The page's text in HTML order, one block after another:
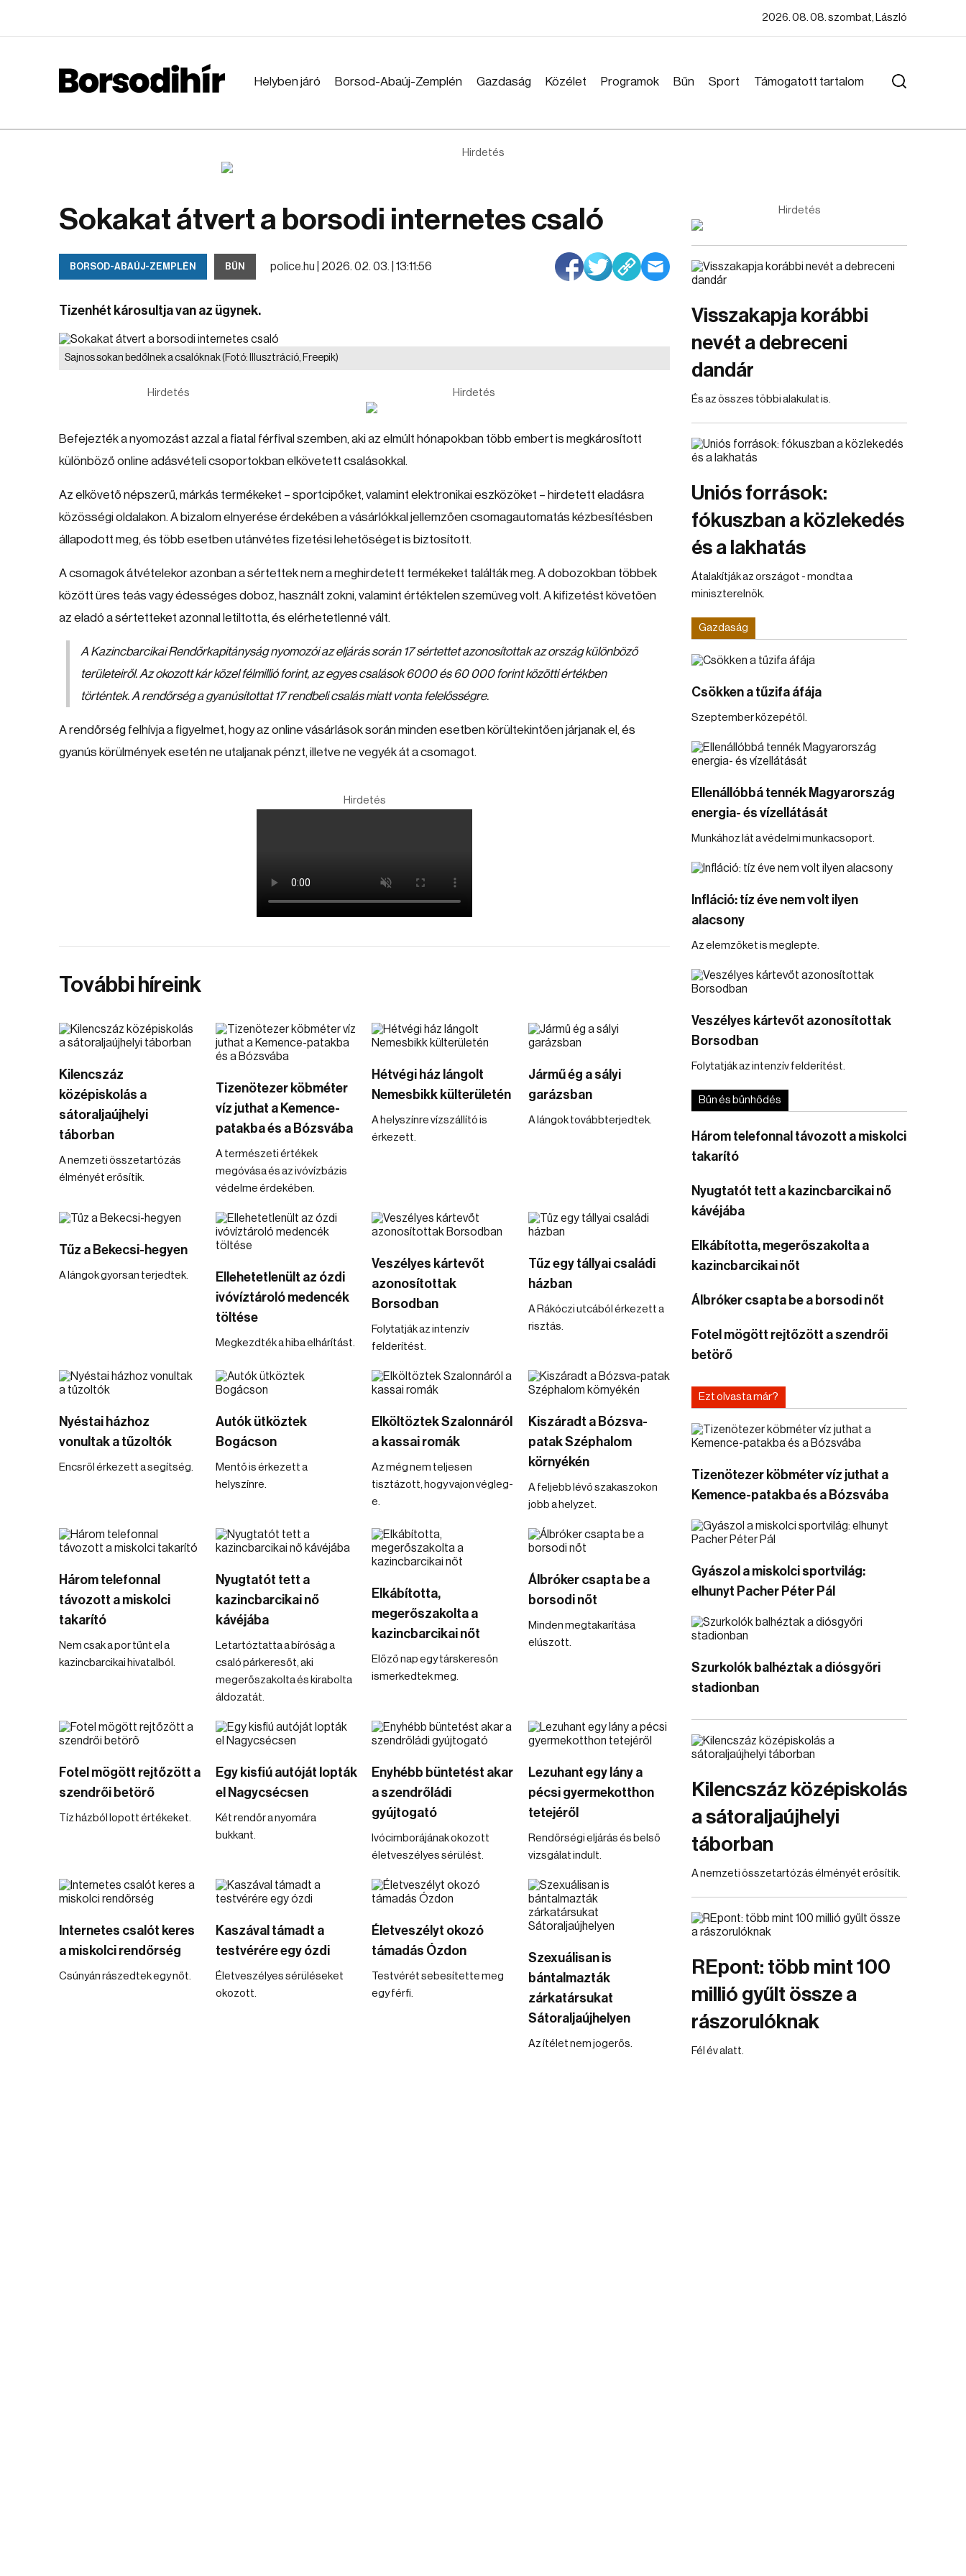
2026. 08. 08. szombat, László
Helyben járó Borsod-Abaúj-Zemplén Gazdaság Közélet Programok Bűn Sport Támogatott tartalom
Hirdetés
Sokakat átvert a borsodi internetes csaló
BORSOD-ABAÚJ-ZEMPLÉN BŰN police.hu | 2026. 02. 03. | 13:11:56
Tizenhét károsultja van az ügynek.
Sajnos sokan bedőlnek a csalóknak(Fotó: Illusztráció, Freepik)
Hirdetés Hirdetés
Befejezték a nyomozást azzal a fiatal férfival szemben, aki az elmúlt hónapokban több embert is megkárosított
különböző online adásvételi csoportokban elkövetett csalásokkal.
Az elkövető népszerű, márkás termékeket – sportcipőket, valamint elektronikai eszközöket – hirdetett eladásra
közösségi oldalakon. A bizalom elnyerése érdekében a vásárlókkal jellemzően csomagautomatás kézbesítésben
állapodott meg, és több esetben utánvétes fizetési lehetőséget is biztosított.
A csomagok átvételekor azonban a sértettek nem a meghirdetett termékeket találták meg. A dobozokban többek
között üres teás vagy édességes doboz, használt zokni, valamint értéktelen szemüveg volt. A kifizetést követően
az eladó a sértetteket azonnal letiltotta, és elérhetetlenné vált.
A Kazincbarcikai Rendőrkapitányság nyomozói az eljárás során 17 sértettet azonosítottak az ország különböző
területeiről. Az okozott kár közel félmillió forint, az egyes csalások 6000 és 60 000 forint közötti értékben
történtek. A rendőrség a gyanúsítottat 17 rendbeli csalás miatt vonta felelősségre.
A rendőrség felhívja a figyelmet, hogy az online vásárlások során minden esetben körültekintően járjanak el, és
gyanús körülmények esetén ne utaljanak pénzt, illetve ne vegyék át a csomagot.
Hirdetés
További híreink
Kilencszáz
középiskolás a
sátoraljaújhelyi
táborban
A nemzeti összetartózás
élményét erősítik.
Tizenötezer köbméter
víz juthat a Kemence-
patakba és a Bózsvába
A természeti értékek
megóvása és az ivóvízbázis
védelme érdekében.
Hétvégi ház lángolt
Nemesbikk külterületén
A helyszínre vízszállító is
érkezett.
Jármű ég a sályi
garázsban
A lángok továbbterjedtek.
Tűz a Bekecsi-hegyen
A lángok gyorsan terjedtek.
Ellehetetlenült az ózdi
ivóvíztároló medencék
töltése
Megkezdték a hiba elhárítást.
Veszélyes kártevőt
azonosítottak
Borsodban
Folytatják az intenzív
felderítést.
Tűz egy tállyai családi
házban
A Rákóczi utcából érkezett a
risztás.
Nyéstai házhoz
vonultak a tűzoltók
Encsről érkezett a segítség.
Autók ütköztek
Bogácson
Mentő is érkezett a
helyszínre.
Elköltöztek Szalonnáról
a kassai romák
Az még nem teljesen
tisztázott, hogy vajon végleg-
e.
Kiszáradt a Bózsva-
patak Széphalom
környékén
A feljebb lévő szakaszokon
jobb a helyzet.
Három telefonnal
távozott a miskolci
takarító
Nem csak a por tűnt el a
kazincbarcikai hivatalból.
Nyugtatót tett a
kazincbarcikai nő
kávéjába
Letartóztatta a bíróság a
csaló párkeresőt, aki
megerőszakolta és kirabolta
áldozatát.
Elkábította,
megerőszakolta a
kazincbarcikai nőt
Előző nap egy társkeresőn
ismerkedtek meg.
Álbróker csapta be a
borsodi nőt
Minden megtakarítása
elúszott.
Fotel mögött rejtőzött a
szendrői betörő
Tíz házból lopott értékeket.
Egy kisfiú autóját lopták
el Nagycsécsen
Két rendőr a nyomára
bukkant.
Enyhébb büntetést akar
a szendrőládi
gyújtogató
Ivócimborájának okozott
életveszélyes sérülést.
Lezuhant egy lány a
pécsi gyermekotthon
tetejéről
Rendőrségi eljárás és belső
vizsgálat indult.
Internetes csalót keres
a miskolci rendőrség
Csúnyán rászedtek egy nőt.
Kaszával támadt a
testvérére egy ózdi
Életveszélyes sérüléseket
okozott.
Életveszélyt okozó
támadás Ózdon
Testvérét sebesítette meg
egy férfi.
Szexuálisan is
bántalmazták
zárkatársukat
Sátoraljaújhelyen
Az ítélet nem jogerős.
Hirdetés
Visszakapja korábbi
nevét a debreceni
dandár
És az összes többi alakulat is.
Uniós források:
fókuszban a közlekedés
és a lakhatás
Átalakítják az országot - mondta a
miniszterelnök.
Gazdaság
Csökken a tűzifa áfája
Szeptember közepétől.
Ellenállóbbá tennék Magyarország
energia- és vízellátását
Munkához lát a védelmi munkacsoport.
Infláció: tíz éve nem volt ilyen
alacsony
Az elemzőket is meglepte.
Veszélyes kártevőt azonosítottak
Borsodban
Folytatják az intenzív felderítést.
Bűn és bűnhődés
Három telefonnal távozott a miskolci
takarító
Nyugtatót tett a kazincbarcikai nő
kávéjába
Elkábította, megerőszakolta a
kazincbarcikai nőt
Álbróker csapta be a borsodi nőt
Fotel mögött rejtőzött a szendrői
betörő
Ezt olvasta már?
Tizenötezer köbméter víz juthat a
Kemence-patakba és a Bózsvába
Gyászol a miskolci sportvilág:
elhunyt Pacher Péter Pál
Szurkolók balhéztak a diósgyőri
stadionban
Kilencszáz középiskolás
a sátoraljaújhelyi
táborban
A nemzeti összetartózás élményét erősítik.
REpont: több mint 100
millió gyűlt össze a
rászorulóknak
Fél év alatt.